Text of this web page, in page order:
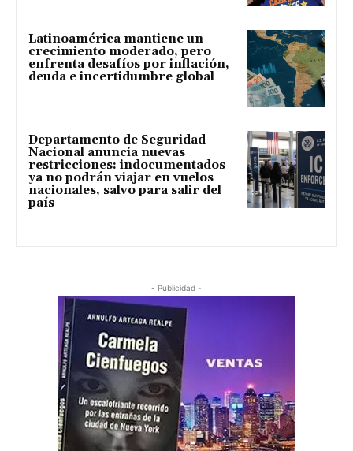
Latinoamérica mantiene un
crecimiento moderado, pero
enfrenta desafíos por inflación,
deuda e incertidumbre global
Departamento de Seguridad
Nacional anuncia nuevas
restricciones: indocumentados
ya no podrán viajar en vuelos
nacionales, salvo para salir del
país
- Publicidad -